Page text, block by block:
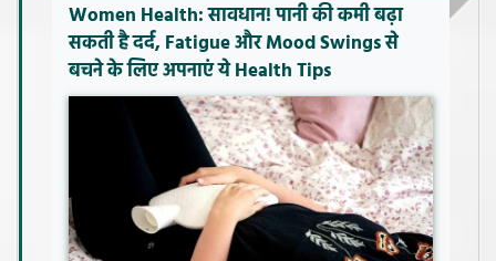
Women Health: सावधान! पानी की कमी बढ़ा
सकती है दर्द, Fatigue और Mood Swings से
बचने के लिए अपनाएं ये Health Tips